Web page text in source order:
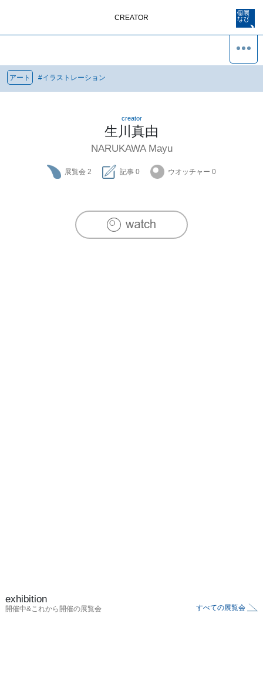
CREATOR
アート #イラストレーション
creator
生川真由
NARUKAWA Mayu
展覧会 2 記事 0 ウオッチャー 0
exhibition
開催中&これから開催の展覧会 すべての展覧会